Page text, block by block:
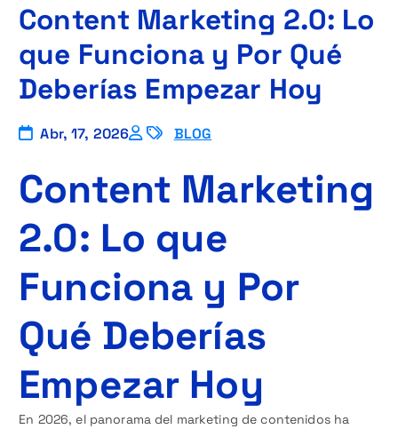
Content Marketing 2.0: Lo
que Funciona y Por Qué
Deberías Empezar Hoy
Abr, 17, 2026 BLOG
Content Marketing
2.0: Lo que
Funciona y Por
Qué Deberías
Empezar Hoy
En 2026, el panorama del marketing de contenidos ha